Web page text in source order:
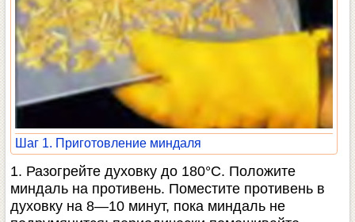
Шаг 1. Приготовление миндаля
1. Разогрейте духовку до 180°С. Положите
миндаль на противень. Поместите противень в
духовку на 8—10 минут, пока миндаль не